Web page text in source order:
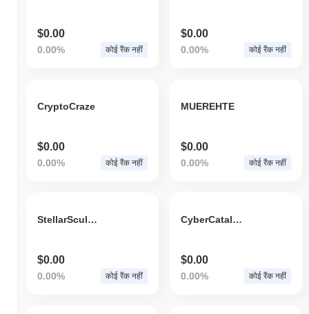
$0.00
0.00% कोई रैंक नहीं
$0.00
0.00% कोई रैंक नहीं
CryptoCraze
$0.00
0.00% कोई रैंक नहीं
MUEREHTE
$0.00
0.00% कोई रैंक नहीं
StellarSculptor
$0.00
0.00% कोई रैंक नहीं
CyberCatalyst
$0.00
0.00% कोई रैंक नहीं